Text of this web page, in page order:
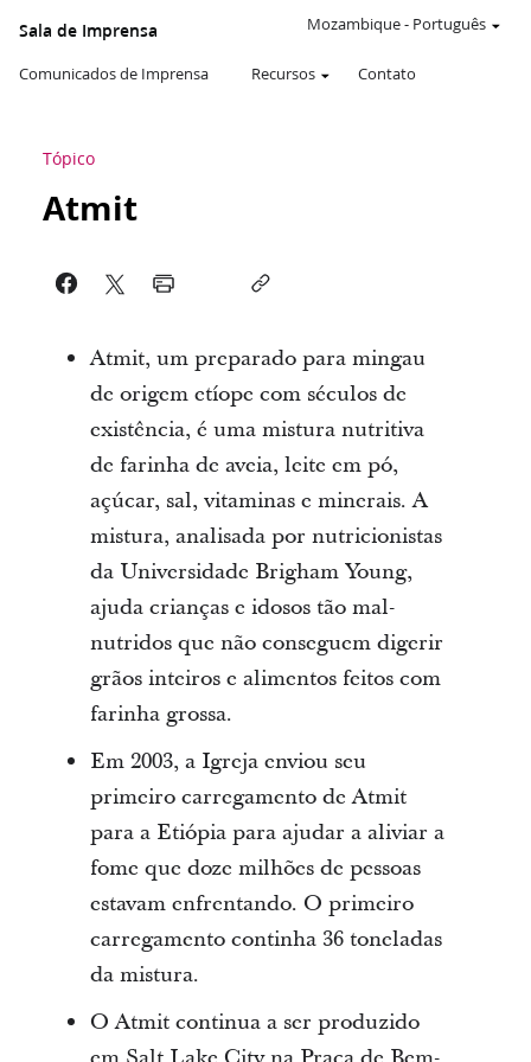
Sala de Imprensa
Comunicados de Imprensa Recursos Contato
Mozambique- Português
Tópico
Atmit
Atmit, um preparado para mingau
de origem etíope com séculos de
existência, é uma mistura nutritiva
de farinha de aveia, leite em pó,
açúcar, sal, vitaminas e minerais. A
mistura, analisada por nutricionistas
da Universidade Brigham Young,
ajuda crianças e idosos tão mal-
nutridos que não conseguem digerir
grãos inteiros e alimentos feitos com
farinha grossa.
Em 2003, a Igreja enviou seu
primeiro carregamento de Atmit
para a Etiópia para ajudar a aliviar a
fome que doze milhões de pessoas
estavam enfrentando. O primeiro
carregamento continha 36 toneladas
da mistura.
O Atmit continua a ser produzido